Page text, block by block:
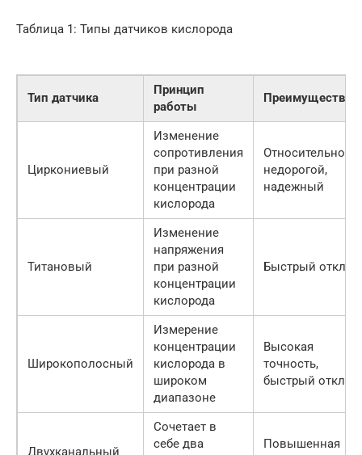
Таблица 1: Типы датчиков кислорода
Тип датчика
Принцип
работы
Преимущества
Циркониевый
Изменение
сопротивления
при разной
концентрации
кислорода
Относительно
недорогой,
надежный
Титановый
Изменение
напряжения
при разной
концентрации
кислорода
Быстрый отклик
Широкополосный
Измерение
концентрации
кислорода в
широком
диапазоне
Высокая
точность,
быстрый отклик
Двухканальный
Сочетает в
себе два
Повышенная